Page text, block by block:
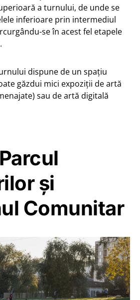
a turnului, de unde se
inferioare prin intermediul
se în acest fel etapele
dispune de un spațiu
găzdui mici expoziții de artă
sau de artă digitală
și
Comunitar